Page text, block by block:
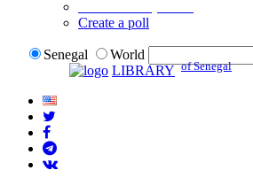
Create a poll
Senegal
World
LIBRARY of Senegal